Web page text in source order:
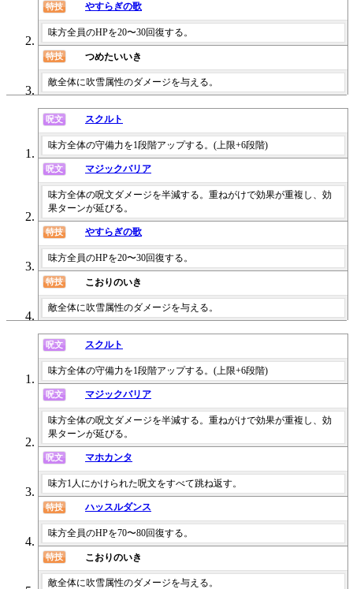
特技 やすらぎの歌
味方全員のHPを20〜30回復する。
特技 つめたいいき
敵全体に吹雪属性のダメージを与える。
呪文 スクルト
味方全体の守備力を1段階アップする。(上限+6段階)
呪文 マジックバリア
味方全体の呪文ダメージを半減する。重ねがけで効果が重複し、効
果ターンが延びる。
特技 やすらぎの歌
味方全員のHPを20〜30回復する。
特技 こおりのいき
敵全体に吹雪属性のダメージを与える。
呪文 スクルト
味方全体の守備力を1段階アップする。(上限+6段階)
呪文 マジックバリア
味方全体の呪文ダメージを半減する。重ねがけで効果が重複し、効
果ターンが延びる。
呪文 マホカンタ
味方1人にかけられた呪文をすべて跳ね返す。
特技 ハッスルダンス
味方全員のHPを70〜80回復する。
特技 こおりのいき
敵全体に吹雪属性のダメージを与える。